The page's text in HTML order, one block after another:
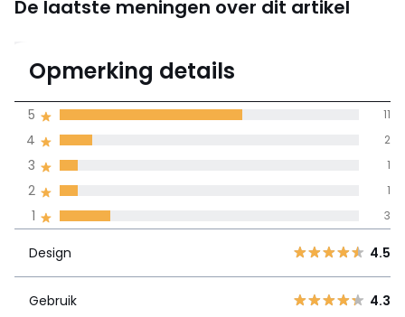
De laatste meningen over dit artikel
3.9
gemiddelde bereikt
door alle landen
100% gecertificeerde beoordelingen,
1
2 1
3
4 2
4.3
82% de klanten bevelen
Opmerking details
1 3
2 1
3 1
4 2
5 11
Design 4.5
Gebruik 4.3